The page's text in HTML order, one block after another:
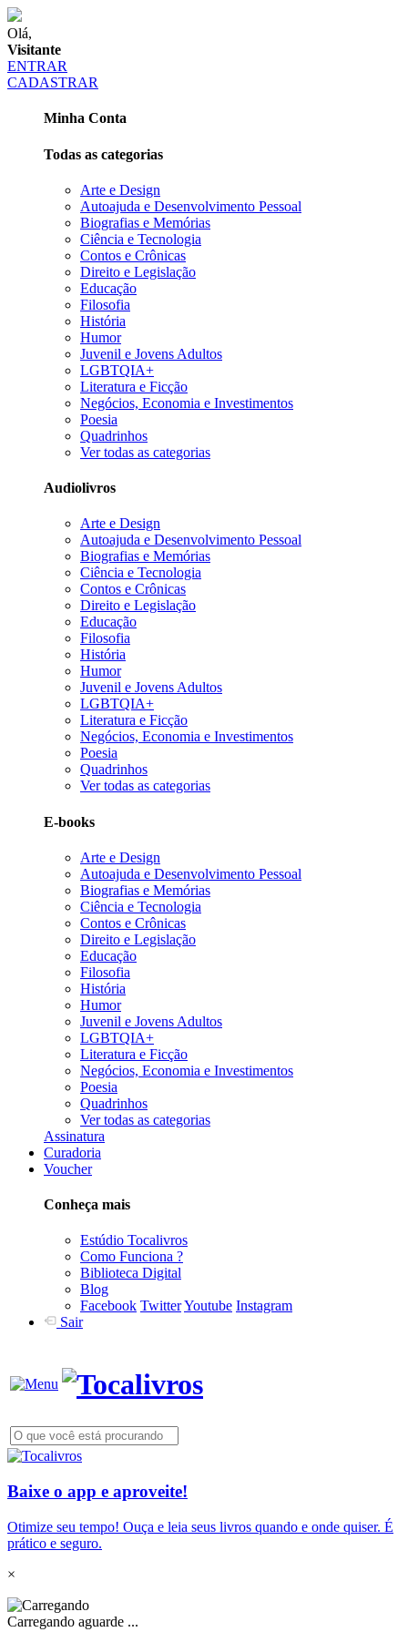
Olá,
Visitante
ENTRAR
CADASTRAR
Minha Conta
Todas as categorias
Arte e Design
Autoajuda e Desenvolvimento Pessoal
Biografias e Memórias
Ciência e Tecnologia
Contos e Crônicas
Direito e Legislação
Educação
Filosofia
História
Humor
Juvenil e Jovens Adultos
LGBTQIA+
Literatura e Ficção
Negócios, Economia e Investimentos
Poesia
Quadrinhos
Ver todas as categorias
Audiolivros
Arte e Design
Autoajuda e Desenvolvimento Pessoal
Biografias e Memórias
Ciência e Tecnologia
Contos e Crônicas
Direito e Legislação
Educação
Filosofia
História
Humor
Juvenil e Jovens Adultos
LGBTQIA+
Literatura e Ficção
Negócios, Economia e Investimentos
Poesia
Quadrinhos
Ver todas as categorias
E-books
Arte e Design
Autoajuda e Desenvolvimento Pessoal
Biografias e Memórias
Ciência e Tecnologia
Contos e Crônicas
Direito e Legislação
Educação
Filosofia
História
Humor
Juvenil e Jovens Adultos
LGBTQIA+
Literatura e Ficção
Negócios, Economia e Investimentos
Poesia
Quadrinhos
Ver todas as categorias
Assinatura
Curadoria
Voucher
Conheça mais
Estúdio Tocalivros
Como Funciona ?
Biblioteca Digital
Blog
Facebook TwitterYoutube Instagram
Sair
Baixe o app e aproveite!
Otimize seu tempo! Ouça e leia seus livros quando e onde quiser. É
prático e seguro.
×
Carregando aguarde ...